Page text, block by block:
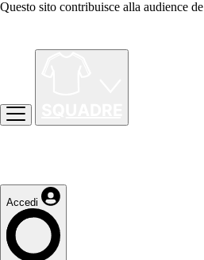
Questo sito contribuisce alla audience de
Accedi